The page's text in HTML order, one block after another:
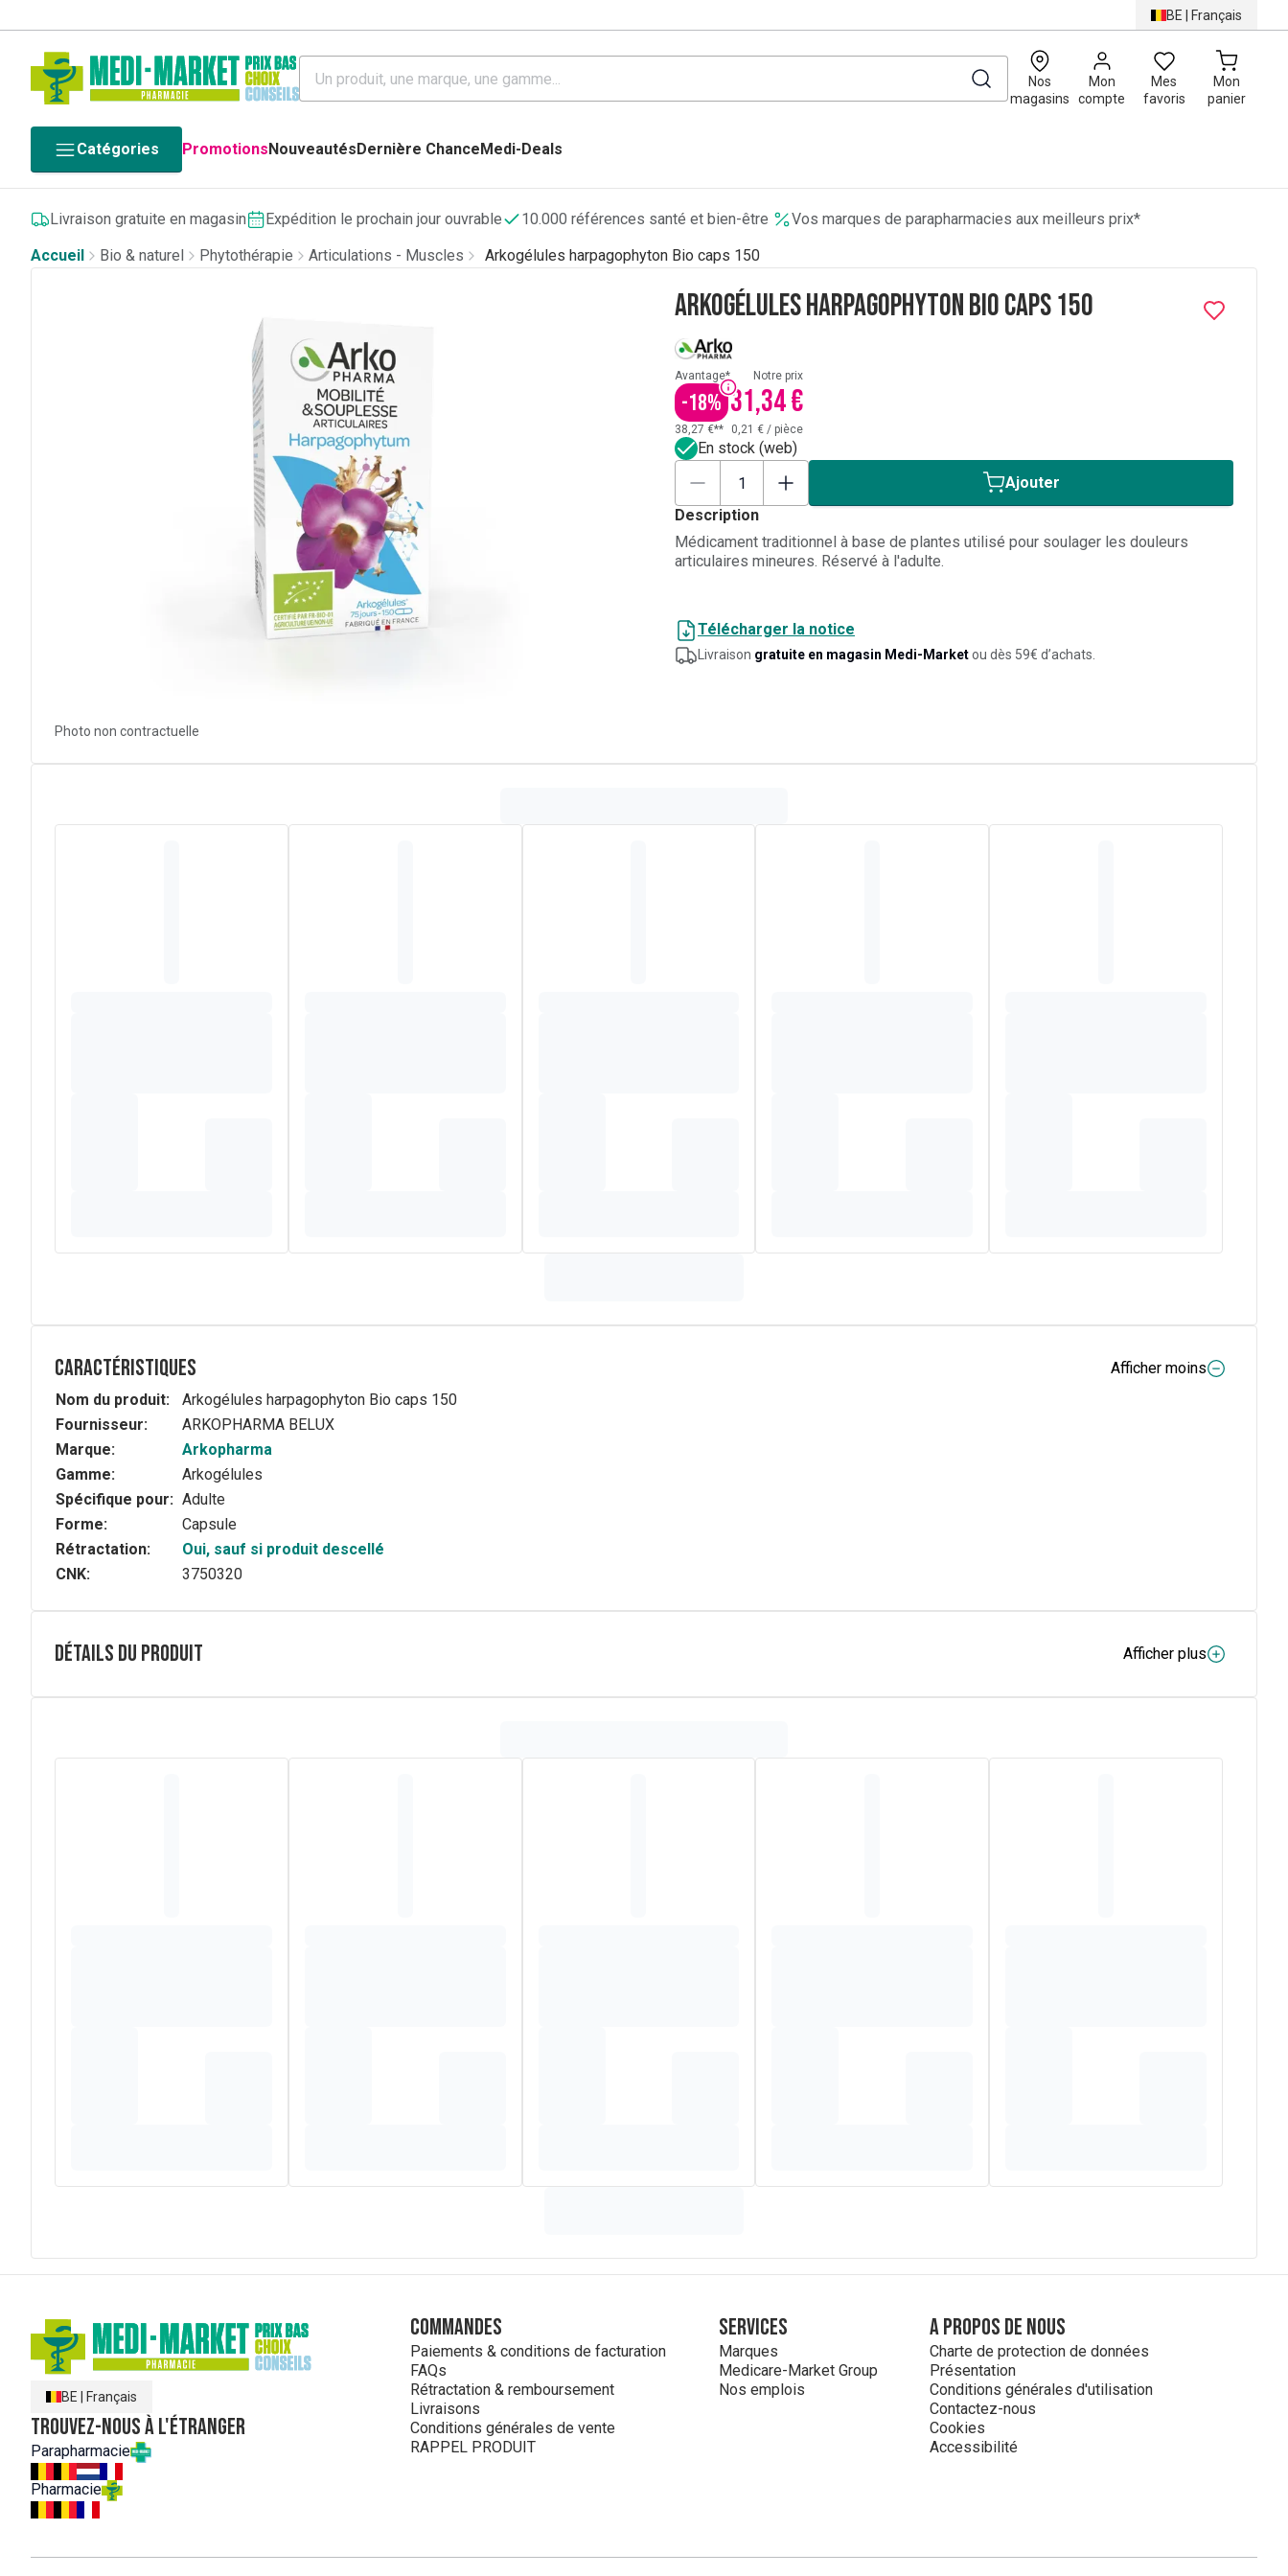
BE | Français
Nos
magasins
Mon
compte
Mes
favoris
Mon
panier
0
Catégories PromotionsNouveautésDernière ChanceMedi-Deals
Livraison gratuite en magasin Expédition le prochain jour ouvrable 10.000 références santé et bien-être
Vos marques de parapharmacies aux meilleurs prix*
Accueil
Bio & naturel Phytothérapie Articulations - Muscles Arkogélules harpagophyton Bio caps 150
Photo non contractuelle
Arkogélules harpagophyton Bio caps 150
Avantage*
-18%
Notre prix
31,34 €
38,27 €** 0,21 € / pièce
En stock (web)
Ajouter
Description
Médicament traditionnel à base de plantes utilisé pour soulager les douleurs
articulaires mineures. Réservé à l'adulte.
Télécharger la notice
Livraison gratuite en magasin Medi-Marketou dès 59€ d’achats.
Caractéristiques
Afficher moins
Nom du produit:
Arkogélules harpagophyton Bio caps 150
Fournisseur:
ARKOPHARMA BELUX
Marque:
Arkopharma
Gamme:
Arkogélules
Spécifique pour: Adulte
Forme:
Capsule
Rétractation:
Oui, sauf si produit descellé
CNK:
3750320
Détails du produit
Afficher plus
La racine secondaire d'Harpagophytum aide à améliorer la mobilité et la souplesse articulaire.
BE Français
Trouvez-nous à l'étranger
Parapharmacie
Pharmacie
Commandes
Paiements & conditions de facturation
FAQs
Rétractation & remboursement
Livraisons
Conditions générales de vente
RAPPEL PRODUIT
Services
Marques
Medicare-Market Group
Nos emplois
A propos de nous
Charte de protection de données
Présentation
Conditions générales d'utilisation
Contactez-nous
Cookies
Accessibilité